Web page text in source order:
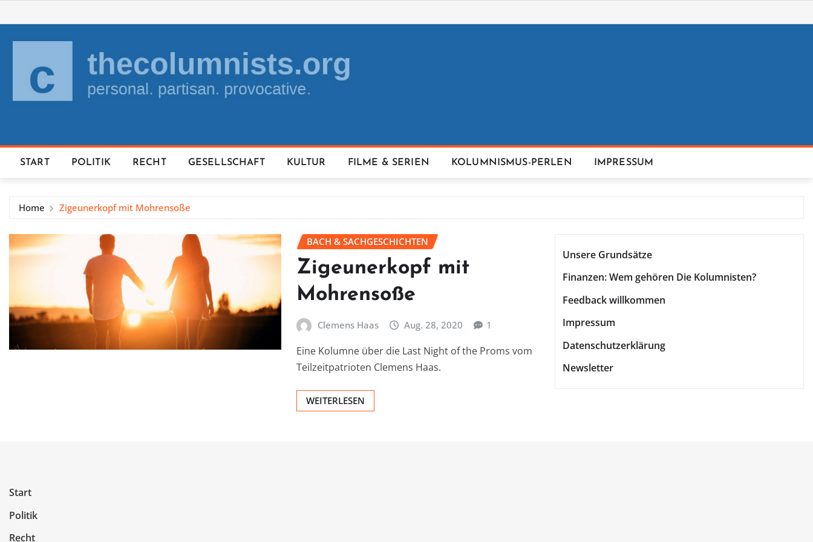
to
content
START POLITIK RECHT GESELLSCHAFT KULTUR FILME & SERIEN KOLUMNISMUS-PERLEN IMPRESSUM
Home Zigeunerkopf mit Mohrensoße
BACH & SACHGESCHICHTEN
Zigeunerkopf mit
Mohrensoße
Clemens Haas Aug. 28, 2020 1
Eine Kolumne über die Last Night of the Proms vom
Teilzeitpatrioten Clemens Haas.
WEITERLESEN
Unsere Grundsätze
Finanzen: Wem gehören Die Kolumnisten?
Feedback willkommen
Impressum
Datenschutzerklärung
Newsletter
Start
Politik
Recht